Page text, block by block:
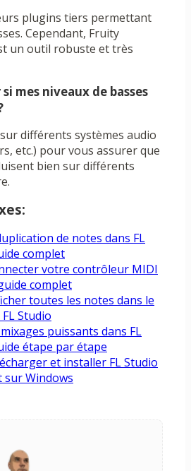
plugins tiers permettant
Cependant, Fruity
un outil robuste et très
mes niveaux de basses
différents systèmes audio
etc.) pour vous assurer que
bien sur différents
de notes dans FL
complet
votre contrôleur MIDI
complet
toutes les notes dans le
Studio
puissants dans FL
étape par étape
et installer FL Studio
Windows